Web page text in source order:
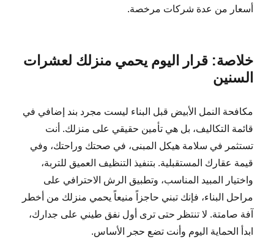
أسعار من عدة شركات مرخصة.
خلاصة: قرار اليوم يحمي منزلك لعشرات
السنين
مكافحة النمل الأبيض قبل البناء ليست مجرد بند إضافي في
قائمة التكاليف، بل هي تأمين حقيقي على منزلك. أنت
تستثمر في سلامة هيكل المبنى، في صحتك وراحتك، وفي
قيمة عقارك المستقبلية. بتنفيذ التنظيف العميق للتربة،
واختيار المبيد المناسب، وتطبيق الرش الاحترافي على
مراحل البناء، فإنك تبني حاجزاً منيعاً يحمي منزلك من أخطر
آفة صامتة. لا تنتظر حتى ترى أول نفق طيني على جدارك،
ابدأ الحماية اليوم وأنت تضع حجر الأساس.